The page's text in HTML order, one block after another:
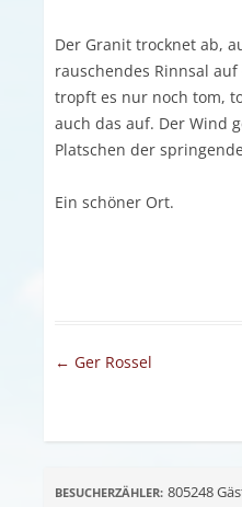
Der Granit trocknet ab,
rauschendes Rinnsal
tropft es nur noch tom,
auch das auf. Der Wind
Platschen der
Ein schöner Ort.
Artikel-Navigation
← Ger Rossel
BESUCHERZÄHLER: 805248